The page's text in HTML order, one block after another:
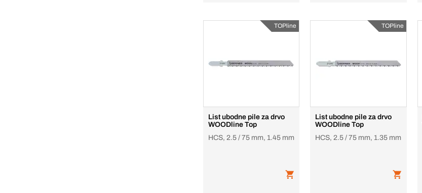
TOPline
List ubodne pile za drvo
WOODline Top
HCS, 2.5 / 75 mm, 1.45 mm
TOPline
List ubodne pile za drvo
WOODline Top
HCS, 2.5 / 75 mm, 1.35 mm